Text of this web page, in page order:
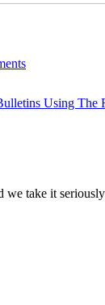
Using The
we take it